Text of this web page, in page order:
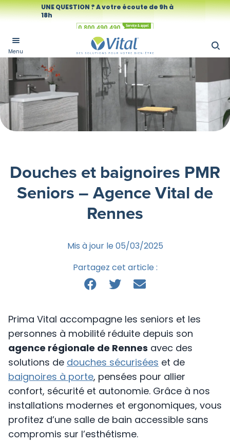
UNE QUESTION ? A votre écoute de 9h à
18h
Numéro vert
Menu
Douches et baignoires PMR
Seniors – Agence Vital de
Rennes
Mis à jour le 05/03/2025
Partagez cet article :
Prima Vital accompagne les seniors et les
personnes à mobilité réduite depuis son
agence régionale de Rennes avec des
solutions de douches sécurisées et de
baignoires à porte, pensées pour allier
confort, sécurité et autonomie. Grâce à nos
installations modernes et ergonomiques, vous
profitez d’une salle de bain accessible sans
compromis sur l’esthétisme.